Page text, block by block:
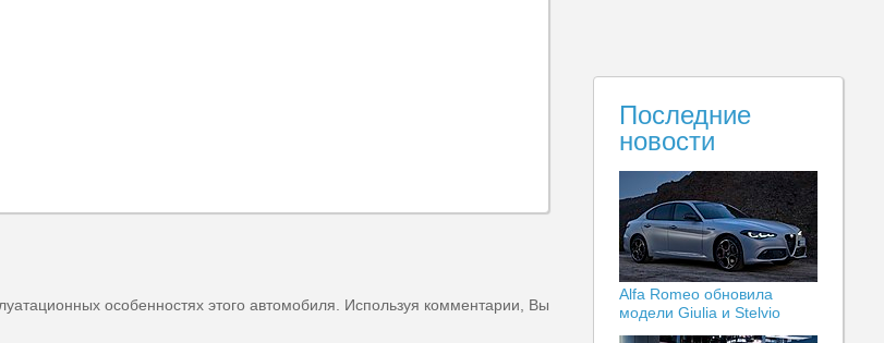
Последние
новости
Alfa Romeo обновила
модели Giulia и Stelvio
особенностях этого автомобиля. Используя комментарии, Вы